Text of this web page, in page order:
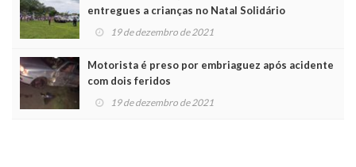
entregues a crianças no Natal Solidário
19 de dezembro de 2021
Motorista é preso por embriaguez após acidente
com dois feridos
19 de dezembro de 2021